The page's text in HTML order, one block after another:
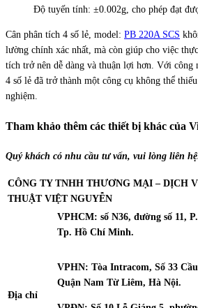
Độ tuyến tính: ±0.002g, cho phép đạt
Cân phân tích 4 số lẻ, model: PB 220A SCS
lường chính xác nhất, mà còn giúp cho việc
tích trở nên dễ dàng và thuận lợi hơn. Với công
4 số lẻ đã trở thành một công cụ không thể
nghiệm.
Tham khảo thêm các thiết bị khác của
Quý khách có nhu cầu tư vấn, vui lòng liên
CÔNG TY TNHH THƯƠNG MẠI – DỊCH
THUẬT VIỆT NGUYỄN
Địa chỉ
VPHCM: số N36, đường số 11,
Tp. Hồ Chí Minh.
VPHN: Tòa Intracom, Số 33
Quận Nam Từ Liêm, Hà Nội.